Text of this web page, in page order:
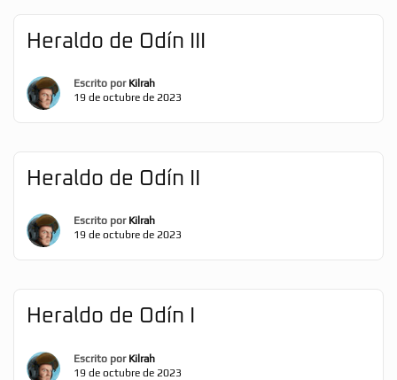
Heraldo de Odín III
Escrito por Kilrah
19 de octubre de 2023
Heraldo de Odín II
Escrito por Kilrah
19 de octubre de 2023
Heraldo de Odín I
Escrito por Kilrah
19 de octubre de 2023